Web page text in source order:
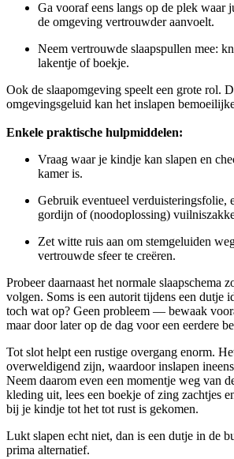
Ga vooraf eens langs op de plek waar
de omgeving vertrouwder aanvoelt.
Neem vertrouwde slaapspullen mee:
lakentje of boekje.
Ook de slaapomgeving speelt een grote rol.
omgevingsgeluid kan het inslapen
Enkele praktische hulpmiddelen:
Vraag waar je kindje kan slapen en
kamer is.
Gebruik eventueel verduisteringsfolie,
gordijn of (noodoplossing)
Zet witte ruis aan om stemgeluiden
vertrouwde sfeer te creëren.
Probeer daarnaast het normale slaapschema
volgen. Soms is een autorit tijdens een dutje
toch wat op? Geen probleem — bewaak
maar door later op de dag voor een eerdere
Tot slot helpt een rustige overgang enorm.
overweldigend zijn, waardoor inslapen
Neem daarom even een momentje weg van
kleding uit, lees een boekje of zing zachtjes
bij je kindje tot het tot rust is gekomen.
Lukt slapen echt niet, dan is een dutje in de
prima alternatief.